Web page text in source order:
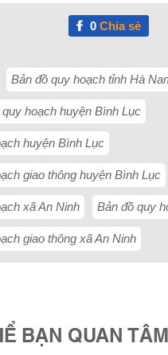
0Chia sẻ
Bản đồ quy hoạch tỉnh Hà
quy hoạch huyện Bình Lục
huyện Bình Lục
giao thông huyện Bình Lục
xã An Ninh Bản đồ quy
giao thông xã An Ninh
BẠN QUAN TÂM